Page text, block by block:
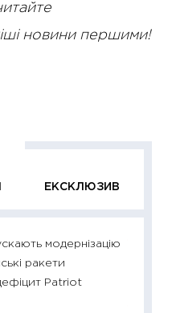
новини першими!
ЕКСКЛЮЗИВ
модернізацію
ракети
Patriot